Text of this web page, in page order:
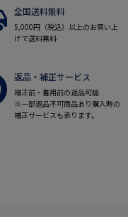
全国送料無料
5,000円（税込）以上のお買い上
げで送料無料
返品・補正サービス
補正前・着用前の返品可能
※一部返品不可商品あり購入時の
補正サービスも承ります。